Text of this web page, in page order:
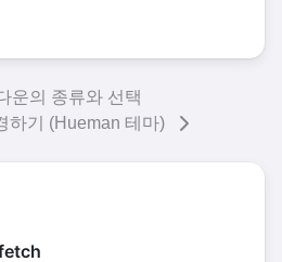
운의 종류와 선택
하기 (Hueman 테마)